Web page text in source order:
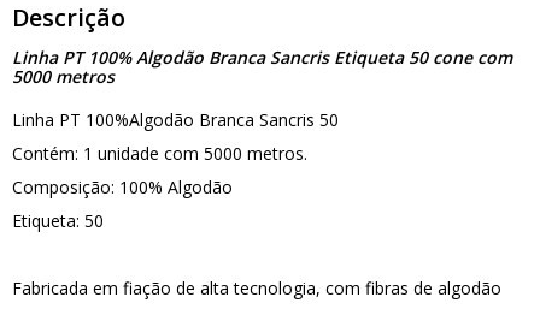
Descrição
Linha PT 100% Algodão Branca Sancris Etiqueta 50 cone com
5000 metros
Linha PT 100%Algodão Branca Sancris 50
Contém: 1 unidade com 5000 metros.
Composição: 100% Algodão
Etiqueta: 50
Fabricada em fiação de alta tecnologia, com fibras de algodão